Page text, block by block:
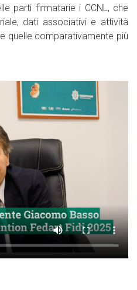
parti firmatarie i CCNL, che
dati associativi e attività
quelle comparativamente più